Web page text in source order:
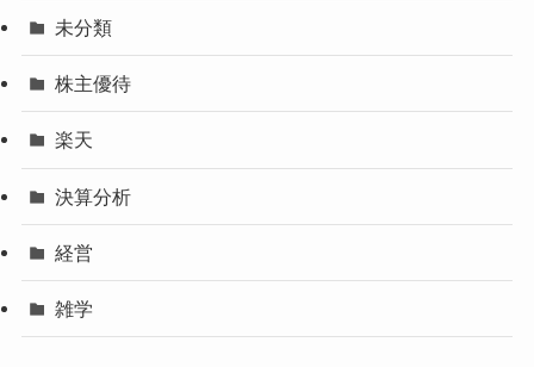
未分類
株主優待
楽天
決算分析
経営
雑学